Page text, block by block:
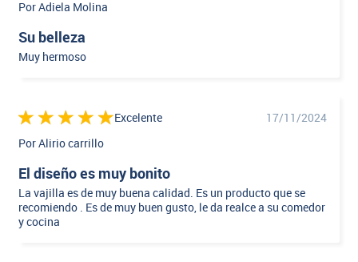
Por Adiela Molina
Su belleza
Muy hermoso
Excelente
17/11/2024
Por Alirio carrillo
El diseño es muy bonito
La vajilla es de muy buena calidad. Es un producto que se
recomiendo . Es de muy buen gusto, le da realce a su comedor
y cocina